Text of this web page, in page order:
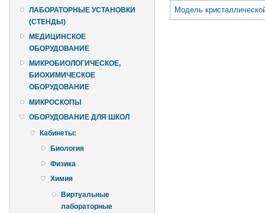
ЛАБОРАТОРНЫЕ УСТАНОВКИ
(СТЕНДЫ)
МЕДИЦИНСКОЕ
ОБОРУДОВАНИЕ
МИКРОБИОЛОГИЧЕСКОЕ,
БИОХИМИЧЕСКОЕ
ОБОРУДОВАНИЕ
МИКРОСКОПЫ
ОБОРУДОВАНИЕ ДЛЯ ШКОЛ
Кабинеты:
Биология
Физика
Химия
Виртуальные
лабораторные
Модель